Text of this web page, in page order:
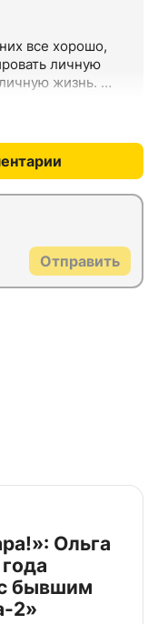
все хорошо,
личную
жизнь.
Отправить
Ольга
бывшим
2»